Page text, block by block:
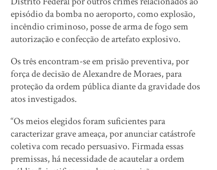
episódio da bomba no aeroporto, como explosão,
incêndio criminoso, posse de arma de fogo sem
autorização e confecção de artefato explosivo.
Os três encontram-se em prisão preventiva, por
força de decisão de Alexandre de Moraes, para
proteção da ordem pública diante da gravidade dos
atos investigados.
“Os meios elegidos foram suficientes para
caracterizar grave ameaça, por anunciar catástrofe
coletiva com recado persuasivo. Firmada essas
premissas, há necessidade de acautelar a ordem